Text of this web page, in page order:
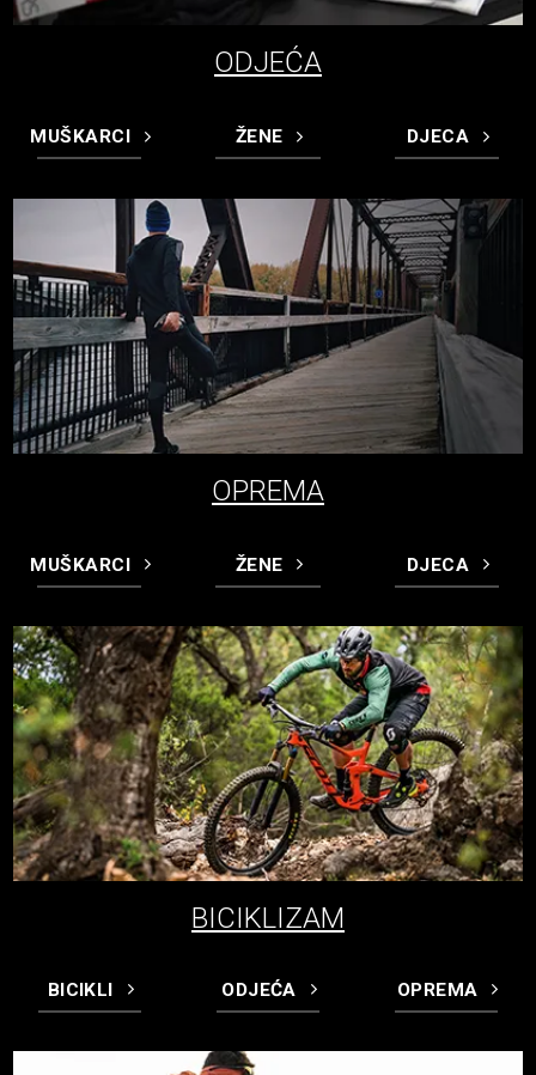
ODJEĆA
MUŠKARCI ŽENE DJECA
OPREMA
MUŠKARCI ŽENE DJECA
BICIKLIZAM
BICIKLI ODJEĆA OPREMA